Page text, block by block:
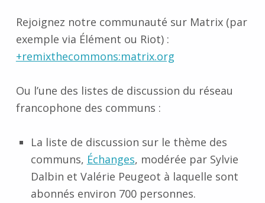
Rejoignez notre communauté sur Matrix (par
exemple via Élément ou Riot) :
+remixthecommons:matrix.org
Ou l’une des listes de discussion du réseau
francophone des communs :
La liste de discussion sur le thème des
communs, Échanges, modérée par Sylvie
Dalbin et Valérie Peugeot à laquelle sont
abonnés environ 700 personnes.